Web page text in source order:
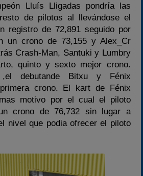
Lluís Lligadas pondría las
de pilotos al llevándose el
registro de 72,891 seguido por
un crono de 73,155 y Alex_Cr
Crash-Man, Santuki y Lumbry
quinto y sexto mejor crono.
,el debutande Bitxu y Fénix
crono. El kart de Fénix
motivo por el cual el piloto
crono de 76,732 sin lugar a
nivel que podia ofrecer el piloto